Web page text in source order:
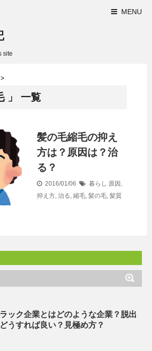
MENU
site
>
」 一覧
髪の毛縮毛の抑え
方は？原因は？治
る？
2016/01/06 暮らし 原因 ,
抑え方, 治る, 縮毛, 髪の毛, 髪質
ック企業とはどのような企業？脱出
うすれば良い？見極め方？